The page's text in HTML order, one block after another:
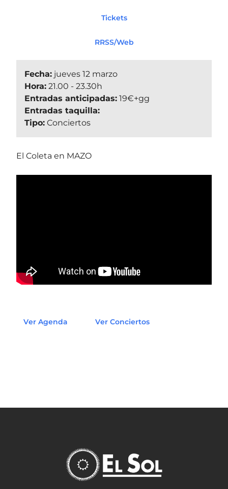
Tickets
RRSS/Web
Fecha: jueves 12 marzo
Hora: 21.00 - 23.30h
Entradas anticipadas: 19€+gg
Entradas taquilla:
Tipo: Conciertos
El Coleta en MAZO
Ver Agenda Ver Conciertos